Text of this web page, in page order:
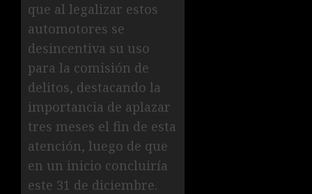
que al legalizar estos
automotores se
desincentiva su uso
para la comisión de
delitos, destacando la
importancia de aplazar
tres meses el fin de esta
atención, luego de que
en un inicio concluiría
este 31 de diciembre.